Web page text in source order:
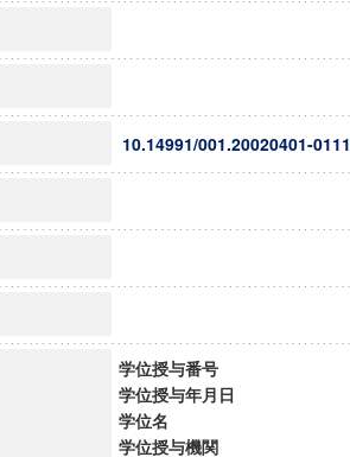
10.14991/001.20020401-0111
学位授与番号
学位授与年月日
学位名
学位授与機関